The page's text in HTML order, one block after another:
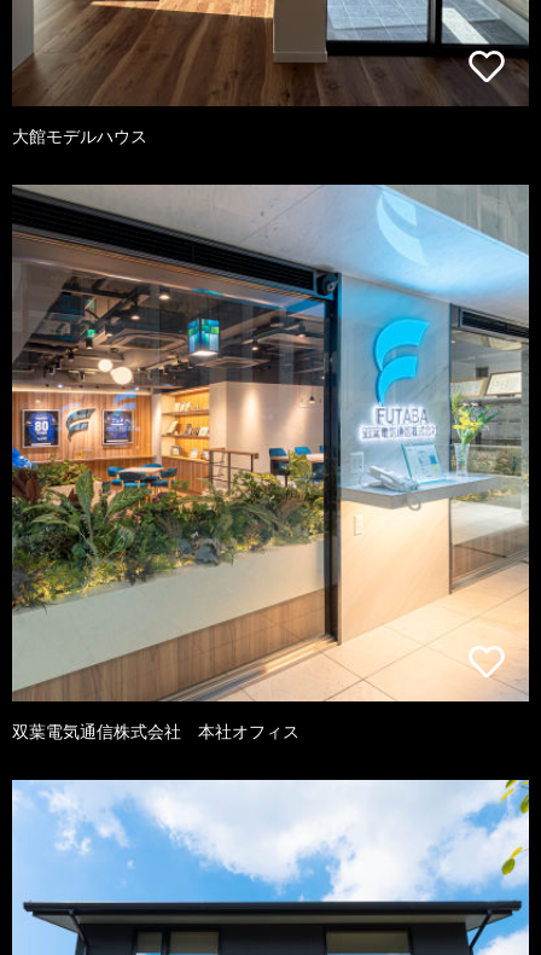
大館モデルハウス
双葉電気通信株式会社 本社オフィス